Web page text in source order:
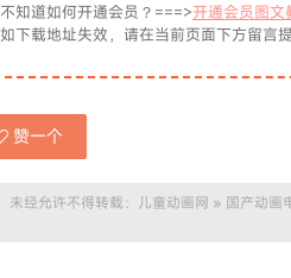
不知道如何开通会员？===>开通会员图文
如下载地址失效，请在当前页面下方留言提
赞一个
未经允许不得转载： 儿童动画网 » 国产动画